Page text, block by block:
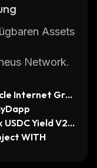
Assets
Network.
Internet Gro
Robinhood Tok
USDC Yield V2
Vault (Arbi
WITH